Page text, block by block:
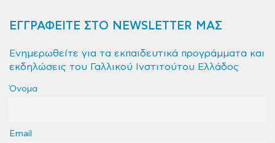
ΕΓΓΡΑΦΕΙΤΕ ΣΤΟ NEWSLETTER ΜΑΣ
Ενημερωθείτε για τα εκπαιδευτικά προγράμματα και
εκδηλώσεις του Γαλλικού Ινστιτούτου Ελλάδος
Όνομα
Email